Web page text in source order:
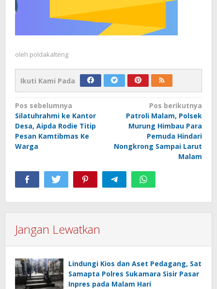
oleh poldakalteng
Ikuti Kami Pada
Navigasi
pos
Pos sebelumnya
Silatuhrahmi ke Kantor
Desa, Aipda Rodie Titip
Pesan Kamtibmas Ke
Warga
Pos berikutnya
Patroli Malam, Polsek
Murung Himbau Para
Pemuda Hindari
Nongkrong Sampai Larut
Malam
Jangan Lewatkan
Lindungi Kios dan Aset Pedagang, Sat
Samapta Polres Sukamara Sisir Pasar
Inpres pada Malam Hari